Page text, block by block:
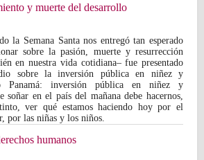
y muerte del desarrollo
la Semana Santa nos entregó tan esperado
sobre la pasión, muerte y resurrección
en nuestra vida cotidiana– fue presentado
sobre la inversión pública en niñez y
Panamá: inversión pública en niñez y
soñar en el país del mañana debe hacernos,
ver qué estamos haciendo hoy por el
por las niñas y los niños.
humanos